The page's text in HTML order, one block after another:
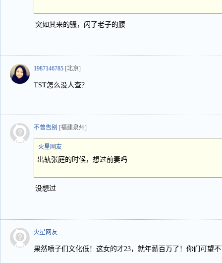
突如其来的骚，闪了老子的腰
1987146785 [北京]
TST怎么没人查？
不曾告别 [福建泉州]
火星网友
出轨张庭的时候，想过前妻吗
没想过
火星网友
果然喷子们文化低！这女的才23，就年薪百万了！你们可望